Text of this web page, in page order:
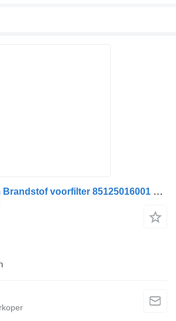
MAN Fuel System Brandstof voorfilter 85125016001 brandstoffilter voor vrachtwagen